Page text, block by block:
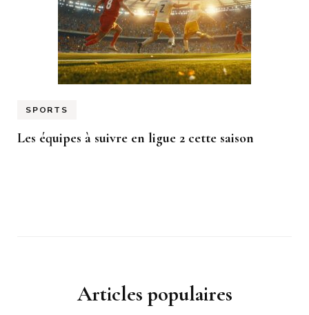
SPORTS
Les équipes à suivre en ligue 2 cette saison
Articles populaires